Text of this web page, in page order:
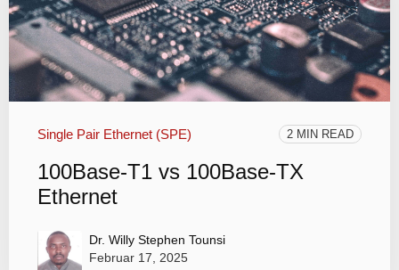
Single Pair Ethernet (SPE) 2 MIN READ
100Base-T1 vs 100Base-TX
Ethernet
Dr. Willy Stephen Tounsi
Februar 17, 2025